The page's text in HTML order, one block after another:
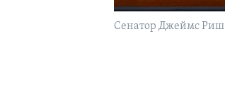
Сенатор Джеймс Риш